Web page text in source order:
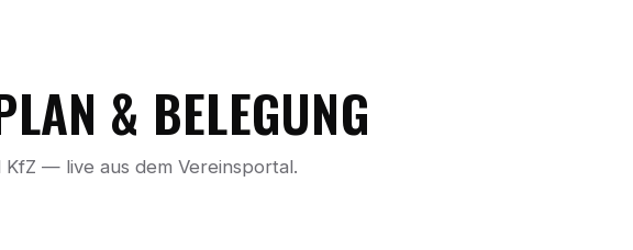
& BELEGUNG
— live aus dem Vereinsportal.